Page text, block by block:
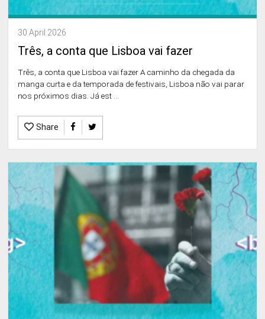
30 April 2026
Três, a conta que Lisboa vai fazer
Três, a conta que Lisboa vai fazer A caminho da chegada da
manga curta e da temporada de festivais, Lisboa não vai parar
nos próximos dias. Já est ...
Share